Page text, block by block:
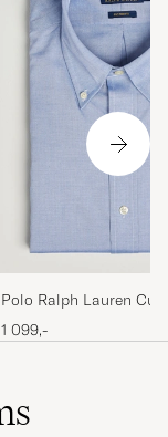
Polo Ralph Lauren
Oxford Dress Shirt
1 099,-